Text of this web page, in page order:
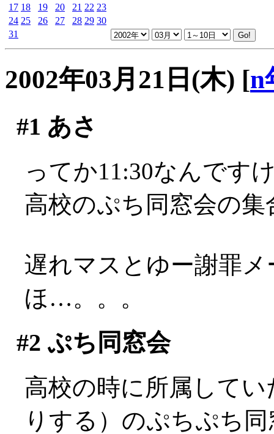
17 18 19 20 21 22 23
24 25 26 27 28 29 30
31
2002年03月21日(木) [n
#1 あさ
ってか11:30なんです
高校のぷち同窓会の
遅れマスとゆー謝罪
ほ…。。。
#2 ぷち同窓会
高校の時に所属して
りする）のぷちぷち